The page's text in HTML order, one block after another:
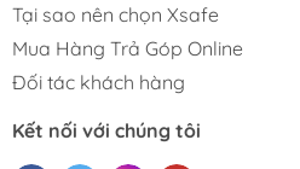
Tại sao nên chọn Xsafe
Mua Hàng Trả Góp Online
Đối tác khách hàng
Kết nối với chúng tôi